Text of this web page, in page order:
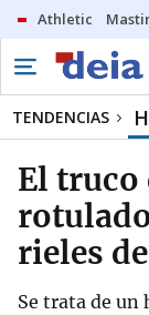
Athletic
TENDENCIAS
El truco
rieles
Se trata de un